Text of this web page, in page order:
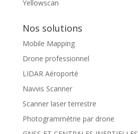
Yellowscan
Nos solutions
Mobile Mapping
Drone professionnel
LIDAR Aéroporté
Navvis Scanner
Scanner laser terrestre
Photogrammétrie par drone